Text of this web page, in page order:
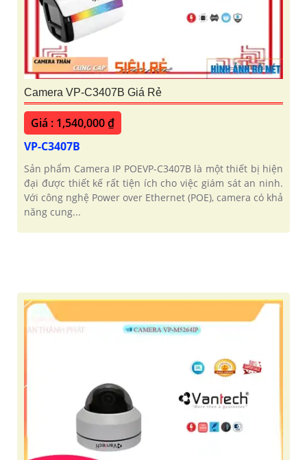
Camera VP-C3407B Giá Rẻ
Giá : 1,540,000 ₫
VP-C3407B
Sản phẩm Camera IP POEVP-C3407B là một thiết bị hiện
đại được thiết kế rất tiện ích cho việc giám sát an ninh.
Với công nghệ Power over Ethernet (POE), camera có khả
năng cung...